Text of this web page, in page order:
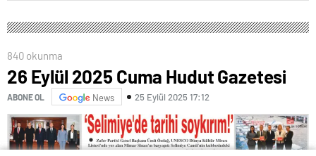
840 okunma
26 Eylül 2025 Cuma Hudut Gazetesi
ABONE OL News 25 Eylül 2025 17:12